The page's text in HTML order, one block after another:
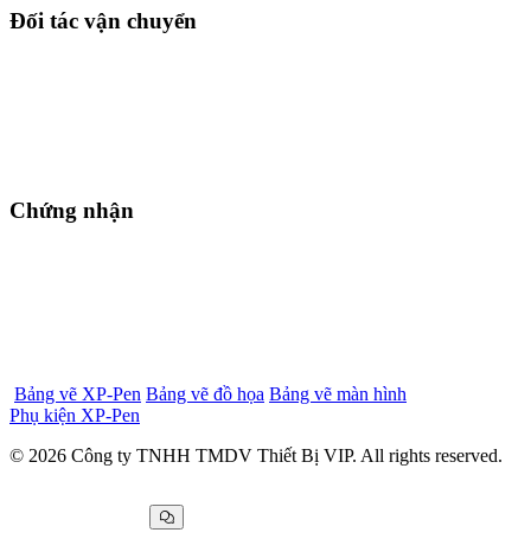
Đối tác vận chuyển
Chứng nhận
Bảng vẽ XP-Pen Bảng vẽ đồ họa Bảng vẽ màn hình
Phụ kiện XP-Pen
© 2026 Công ty TNHH TMDV Thiết Bị VIP. All rights reserved.